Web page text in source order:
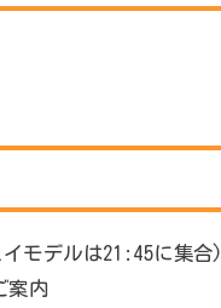
モデルは21:45に集合)
案内